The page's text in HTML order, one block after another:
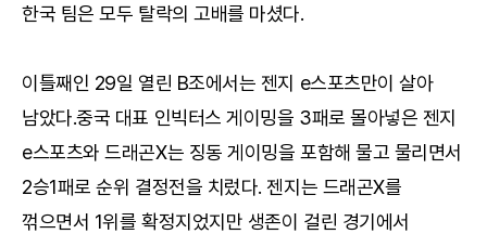
한국 팀은 모두 탈락의 고배를 마셨다.
이틀째인 29일 열린 B조에서는 젠지 e스포츠만이 살아
남았다.중국 대표 인빅터스 게이밍을 3패로 몰아넣은 젠지
e스포츠와 드래곤X는 징동 게이밍을 포함해 물고 물리면서
2승1패로 순위 결정전을 치렀다. 젠지는 드래곤X를
꺾으면서 1위를 확정지었지만 생존이 걸린 경기에서